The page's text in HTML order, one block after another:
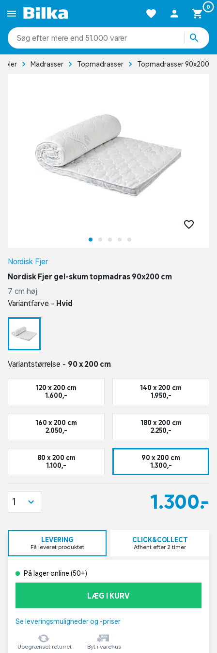
0
mere end 51.000 varer
Madrasser Topmadrasser Topmadrasser 90x200
Nordisk Fjer
Nordisk Fjer gel-skum topmadras 90x200 cm
7 cm høj
Variantfarve - Hvid
Variantstørrelse - 90 x 200 cm
120 x 200 cm
1.600,-
140 x 200 cm
1.950,-
160 x 200 cm
2.050,-
180 x 200 cm
2.250,-
80 x 200 cm
1.100,-
90 x 200 cm
1.300,-
1.300,-
1
LEVERING
Få leveret produktet
CLICK&COLLECT
Afhent efter 2 timer
På lager online (50+)
LÆG I KURV
Se leveringsmuligheder og -priser
Ubegrænset returret Byt i varehus